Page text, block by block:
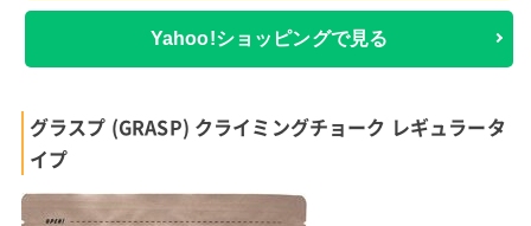
Yahoo!ショッピングで見る
グラスプ (GRASP) クライミングチョーク レギュラータ
イプ